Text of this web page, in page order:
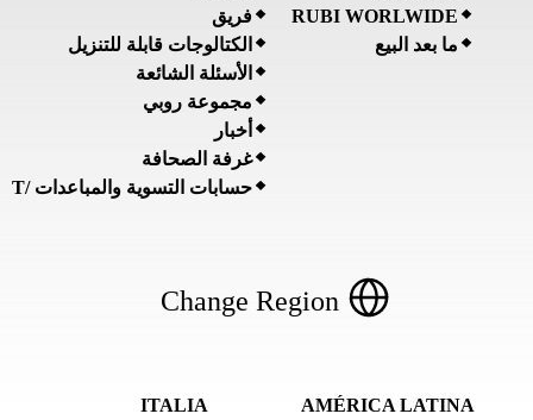
RUBI WORLWIDE
ما بعد البيع
فريق
الكتالوجات قابلة للتنزيل
الأسئلة الشائعة
مجموعة روبي
أخبار
غرفة الصحافة
حسابات التسوية والمباعدات /T
Change Region
AMÉRICA LATINA
ITALIA